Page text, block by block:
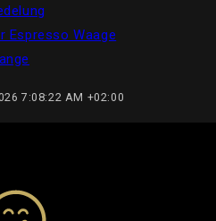
Espresso Waage
7:08:22 AM +02:00